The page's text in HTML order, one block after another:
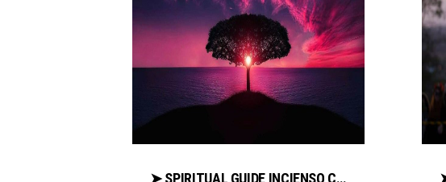
➤ SPIRITUAL GUIDE INCIENSO COMPARA PRECIO PARA COMPRAR CON LIBRERIAESOTERICA.NET